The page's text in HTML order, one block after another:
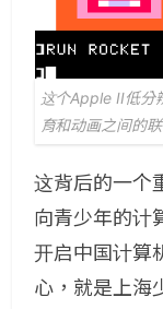
这个Apple II低分
育和动画之间的
这背后的一个
向青少年的计
开启中国计算
心，就是上海